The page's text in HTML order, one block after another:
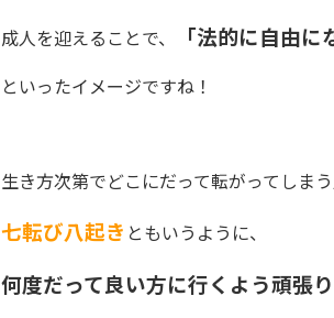
成人を迎えることで、
「法的に自由に
といったイメージですね！
生き方次第でどこにだって転がってしまう
七転び八起き ともいうように、
何度だって良い方に行くよう頑張